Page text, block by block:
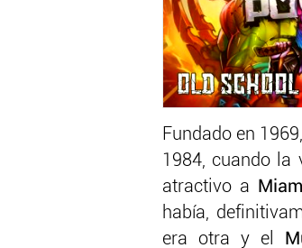
Fundado en
1984, cuando
atractivo a
había,
era otra y el